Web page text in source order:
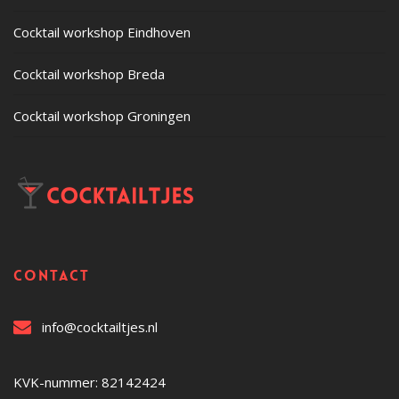
Cocktail workshop Eindhoven
Cocktail workshop Breda
Cocktail workshop Groningen
Contact
info@cocktailtjes.nl
KVK-nummer: 82142424